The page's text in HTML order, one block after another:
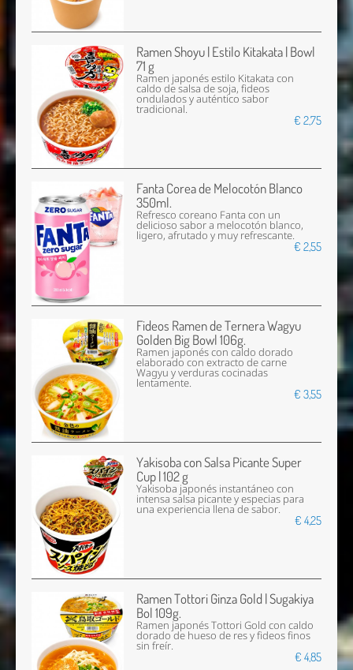
Ramen Shoyu | Estilo Kitakata | Bowl
71 g
Ramen japonés estilo Kitakata con
caldo de salsa de soja, fideos
ondulados y auténtico sabor
tradicional.
€ 2,75
Fanta Corea de Melocotón Blanco
350ml.
Refresco coreano Fanta con un
delicioso sabor a melocotón blanco,
ligero, afrutado y muy refrescante.
€ 2,55
Fideos Ramen de Ternera Wagyu
Golden Big Bowl 106g.
Ramen japonés con caldo dorado
elaborado con extracto de carne
Wagyu y verduras cocinadas
lentamente.
€ 3,55
Yakisoba con Salsa Picante Super
Cup | 102 g
Yakisoba japonés instantáneo con
intensa salsa picante y especias para
una experiencia llena de sabor.
€ 4,25
Ramen Tottori Ginza Gold | Sugakiya
Bol 109g.
Ramen japonés Tottori Gold con caldo
dorado de hueso de res y fideos finos
sin freír.
€ 4,85